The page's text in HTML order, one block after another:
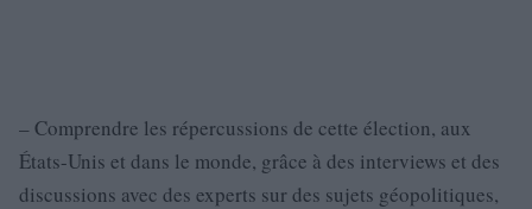
– Comprendre les répercussions de cette élection, aux
États-Unis et dans le monde, grâce à des interviews et des
discussions avec des experts sur des sujets géopolitiques,